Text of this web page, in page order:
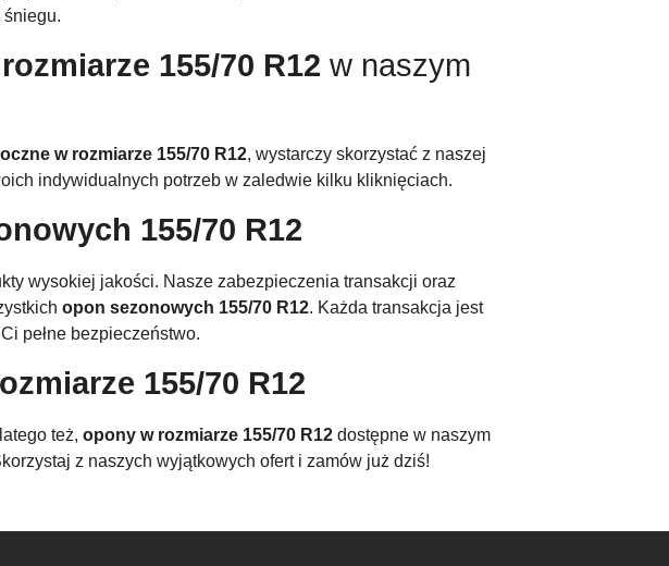
śniegu.
155/70 R12 w naszym
w rozmiarze 155/70 R12, wystarczy skorzystać z naszej
indywidualnych potrzeb w zaledwie kilku kliknięciach.
155/70 R12
wysokiej jakości. Nasze zabezpieczenia transakcji oraz
opon sezonowych 155/70 R12. Każda transakcja jest
pełne bezpieczeństwo.
155/70 R12
też, opony w rozmiarze 155/70 R12 dostępne w naszym
z naszych wyjątkowych ofert i zamów już dziś!